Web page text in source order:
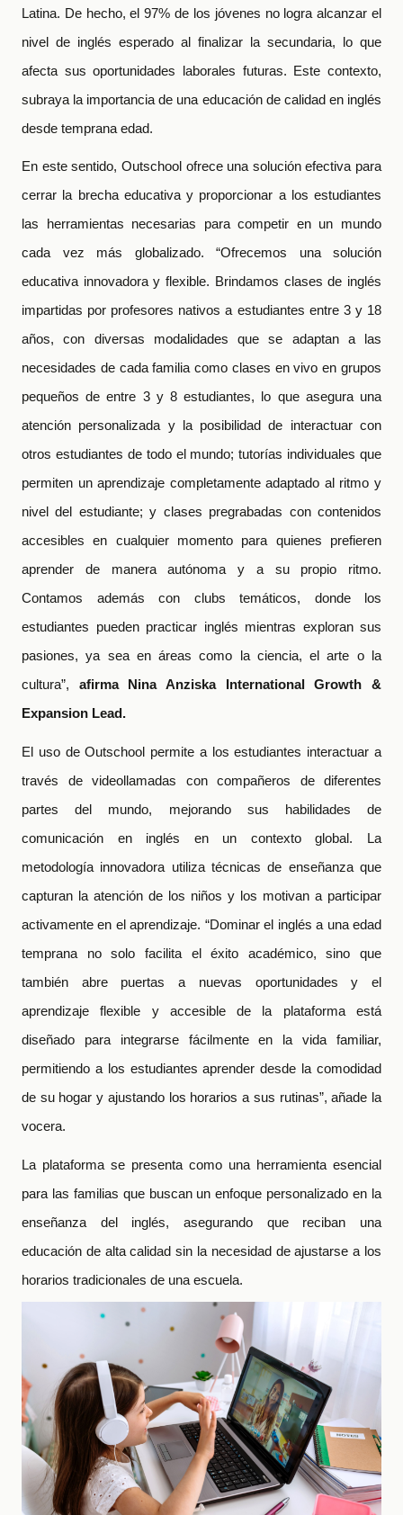
Latina. De hecho, el 97% de los jóvenes no logra alcanzar el
nivel de inglés esperado al finalizar la secundaria, lo que
afecta sus oportunidades laborales futuras. Este contexto,
subraya la importancia de una educación de calidad en inglés
desde temprana edad.
En este sentido, Outschool ofrece una solución efectiva para
cerrar la brecha educativa y proporcionar a los estudiantes
las herramientas necesarias para competir en un mundo
cada vez más globalizado. “Ofrecemos una solución
educativa innovadora y flexible. Brindamos clases de inglés
impartidas por profesores nativos a estudiantes entre 3 y 18
años, con diversas modalidades que se adaptan a las
necesidades de cada familia como clases en vivo en grupos
pequeños de entre 3 y 8 estudiantes, lo que asegura una
atención personalizada y la posibilidad de interactuar con
otros estudiantes de todo el mundo; tutorías individuales que
permiten un aprendizaje completamente adaptado al ritmo y
nivel del estudiante; y clases pregrabadas con contenidos
accesibles en cualquier momento para quienes prefieren
aprender de manera autónoma y a su propio ritmo.
Contamos además con clubs temáticos, donde los
estudiantes pueden practicar inglés mientras exploran sus
pasiones, ya sea en áreas como la ciencia, el arte o la
cultura”, afirma Nina Anziska International Growth &
Expansion Lead.
El uso de Outschool permite a los estudiantes interactuar a
través de videollamadas con compañeros de diferentes
partes del mundo, mejorando sus habilidades de
comunicación en inglés en un contexto global. La
metodología innovadora utiliza técnicas de enseñanza que
capturan la atención de los niños y los motivan a participar
activamente en el aprendizaje. “Dominar el inglés a una edad
temprana no solo facilita el éxito académico, sino que
también abre puertas a nuevas oportunidades y el
aprendizaje flexible y accesible de la plataforma está
diseñado para integrarse fácilmente en la vida familiar,
permitiendo a los estudiantes aprender desde la comodidad
de su hogar y ajustando los horarios a sus rutinas”, añade la
vocera.
La plataforma se presenta como una herramienta esencial
para las familias que buscan un enfoque personalizado en la
enseñanza del inglés, asegurando que reciban una
educación de alta calidad sin la necesidad de ajustarse a los
horarios tradicionales de una escuela.